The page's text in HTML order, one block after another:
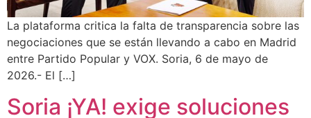
La plataforma critica la falta de transparencia sobre las
negociaciones que se están llevando a cabo en Madrid
entre Partido Popular y VOX. Soria, 6 de mayo de
2026.- El […]
Soria ¡YA! exige soluciones